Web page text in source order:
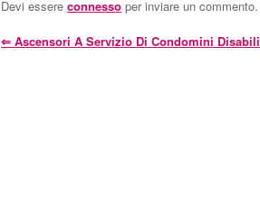
Devi essere connesso per inviare un commento.
⇐ Ascensori A Servizio Di Condomini Disabili